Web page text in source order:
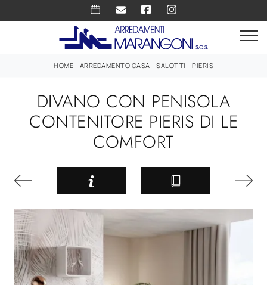
HOME - ARREDAMENTO CASA - SALOTTI - PIERIS
DIVANO CON PENISOLA
CONTENITORE PIERIS DI LE
COMFORT